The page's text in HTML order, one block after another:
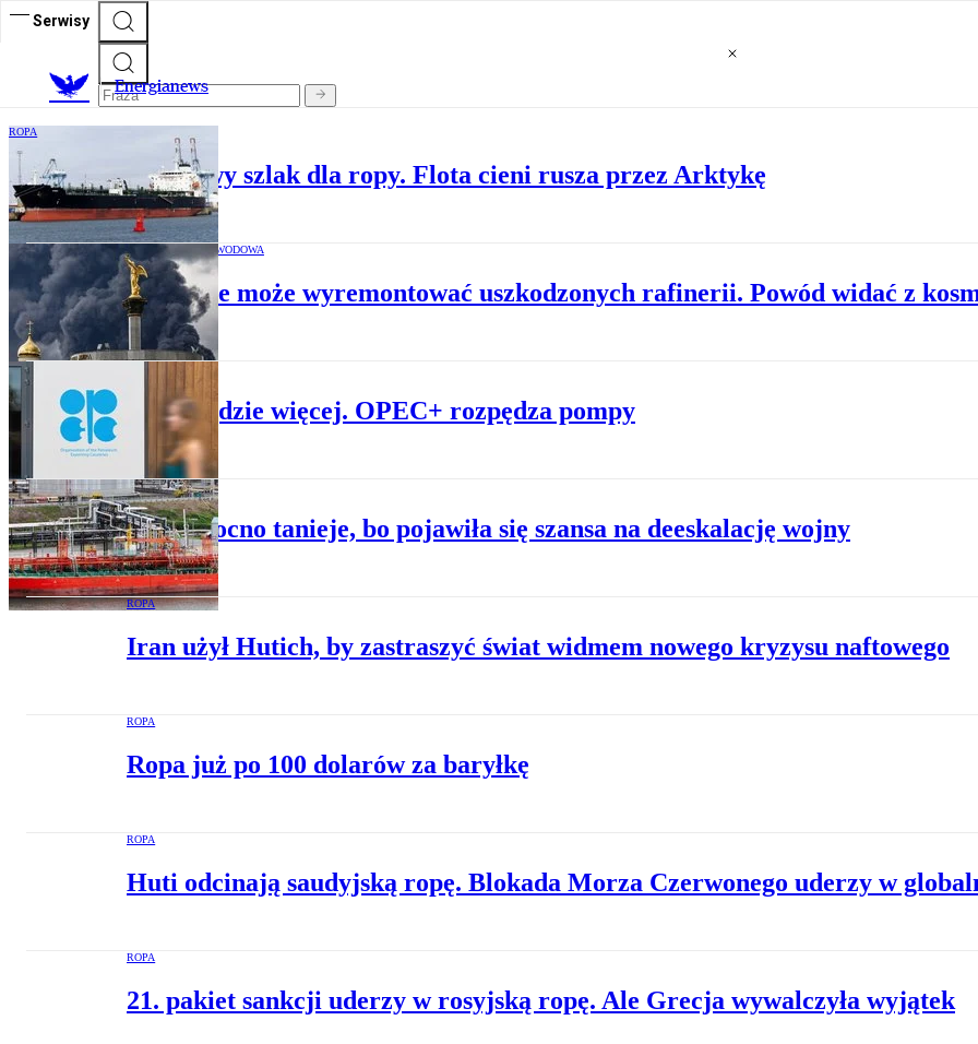
Serwisy
Energianews
ROPA
Rosja znalazła nowy szlak dla ropy. Flota cieni rusza przez Arktykę
ENERGETYKA ZAWODOWA
Rosja nie może wyremontować uszkodzonych rafinerii. Powód widać z
Ropy będzie więcej. OPEC+ rozpędza pompy
ROPA
Ropa mocno tanieje, bo pojawiła się szansa na deeskalację wojny
ROPA
Iran użył Hutich, by zastraszyć świat widmem nowego kryzysu naftowego
ROPA
Ropa już po 100 dolarów za baryłkę
ROPA
Huti odcinają saudyjską ropę. Blokada Morza Czerwonego uderzy w
ROPA
21. pakiet sankcji uderzy w rosyjską ropę. Ale Grecja wywalczyła wyjątek